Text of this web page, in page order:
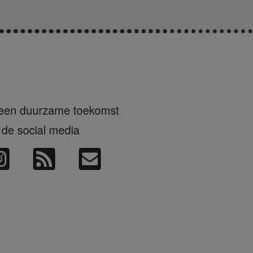
duurzame toekomst
social media